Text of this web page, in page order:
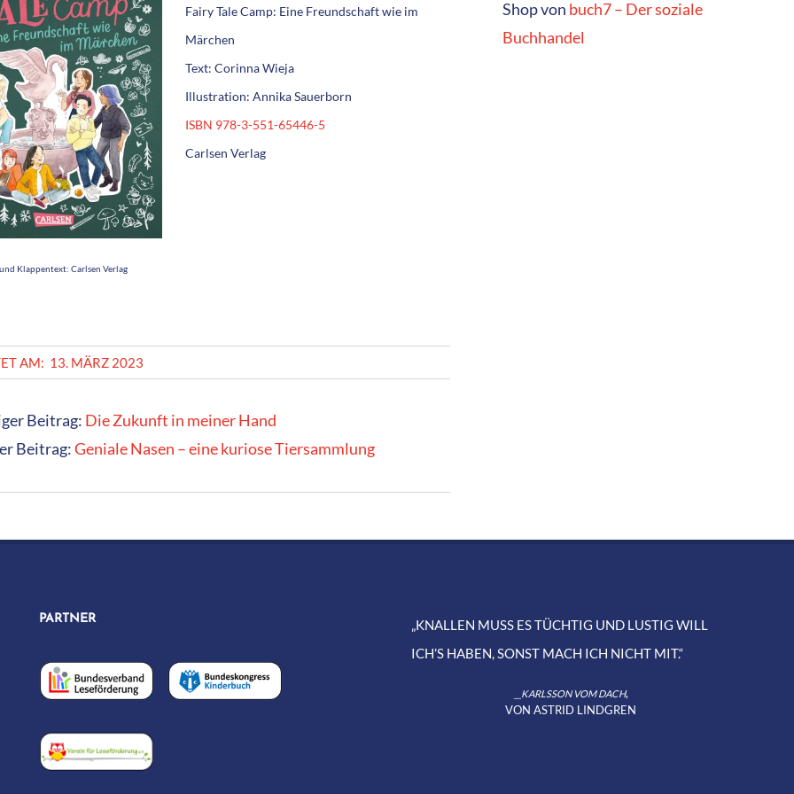
Fairy Tale Camp: Eine Freundschaft wie im
Märchen
Text: Corinna Wieja
Illustration: Annika Sauerborn
ISBN 978-3-551-65446-5
Carlsen Verlag
Klappentext: Carlsen Verlag
AM: 13. MÄRZ 2023
Beitrag: Die Zukunft in meiner Hand
Beitrag:Geniale Nasen – eine kuriose Tiersammlung
Shop von buch7 – Der soziale
Buchhandel
PARTNER
„KNALLEN MUSS ES TÜCHTIG UND LUSTIG WILL
ICH’S HABEN, SONST MACH ICH NICHT MIT.“
__KARLSSON VOM DACH,
VON ASTRID LINDGREN